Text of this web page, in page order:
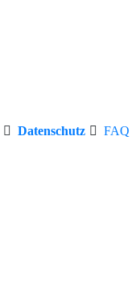
Datenschutz FAQ